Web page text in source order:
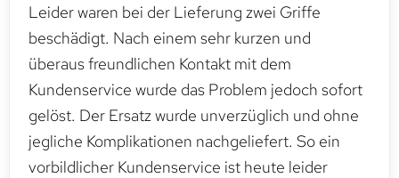
Leider waren bei der Lieferung zwei Griffe
beschädigt. Nach einem sehr kurzen und
überaus freundlichen Kontakt mit dem
Kundenservice wurde das Problem jedoch sofort
gelöst. Der Ersatz wurde unverzüglich und ohne
jegliche Komplikationen nachgeliefert. So ein
vorbildlicher Kundenservice ist heute leider